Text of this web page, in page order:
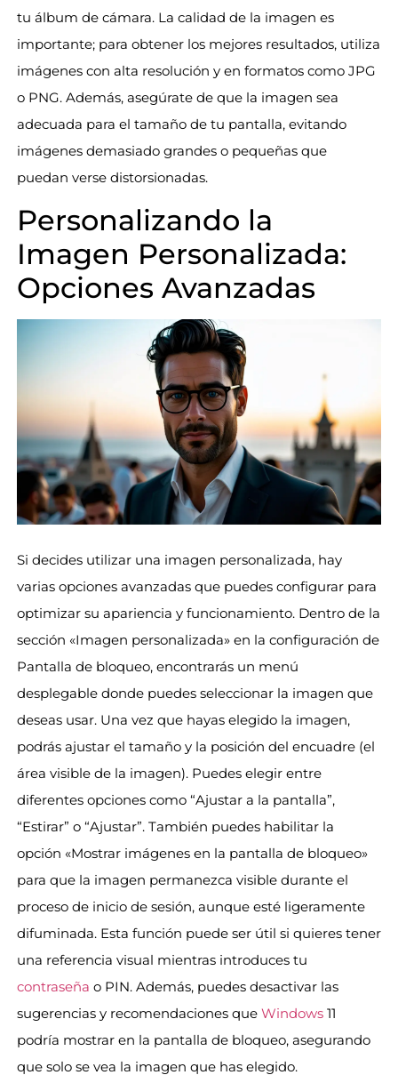
tu álbum de cámara. La calidad de la imagen es
importante; para obtener los mejores resultados, utiliza
imágenes con alta resolución y en formatos como JPG
o PNG. Además, asegúrate de que la imagen sea
adecuada para el tamaño de tu pantalla, evitando
imágenes demasiado grandes o pequeñas que
puedan verse distorsionadas.
Personalizando la
Imagen Personalizada:
Opciones Avanzadas
Si decides utilizar una imagen personalizada, hay
varias opciones avanzadas que puedes configurar para
optimizar su apariencia y funcionamiento. Dentro de la
sección «Imagen personalizada» en la configuración de
Pantalla de bloqueo, encontrarás un menú
desplegable donde puedes seleccionar la imagen que
deseas usar. Una vez que hayas elegido la imagen,
podrás ajustar el tamaño y la posición del encuadre (el
área visible de la imagen). Puedes elegir entre
diferentes opciones como “Ajustar a la pantalla”,
“Estirar” o “Ajustar”. También puedes habilitar la
opción «Mostrar imágenes en la pantalla de bloqueo»
para que la imagen permanezca visible durante el
proceso de inicio de sesión, aunque esté ligeramente
difuminada. Esta función puede ser útil si quieres tener
una referencia visual mientras introduces tu
contraseña o PIN. Además, puedes desactivar las
sugerencias y recomendaciones que Windows11
podría mostrar en la pantalla de bloqueo, asegurando
que solo se vea la imagen que has elegido.